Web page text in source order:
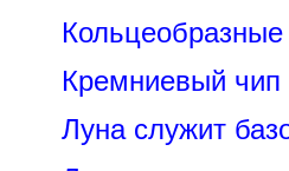
Кремниевый
Луна служит